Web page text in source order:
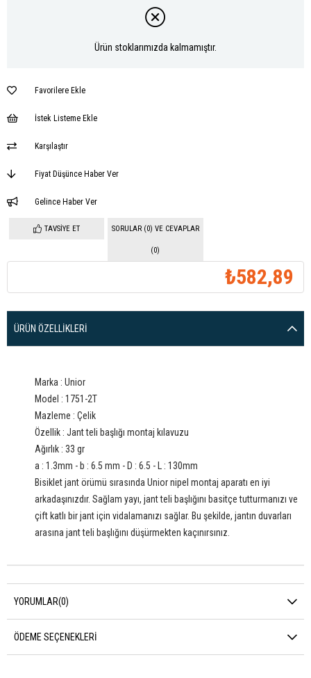
Ürün stoklarımızda kalmamıştır.
Favorilere Ekle
İstek Listeme Ekle
Karşılaştır
Fiyat Düşünce Haber Ver
Gelince Haber Ver
TAVSIYE ET SORULAR (0) VE CEVAPLAR
(0)
₺582,89
ÜRÜN ÖZELLIKLERI
Marka : Unior
Model : 1751-2T
Mazleme : Çelik
Özellik : Jant teli başlığı montaj kılavuzu
Ağırlık : 33 gr
a : 1.3mm - b : 6.5 mm - D : 6.5 - L : 130mm
Bisiklet jant örümü sırasında Unior nipel montaj aparatı en iyi
arkadaşınızdır. Sağlam yayı, jant teli başlığını basitçe tutturmanızı ve
çift katlı bir jant için vidalamanızı sağlar. Bu şekilde, jantın duvarları
arasına jant teli başlığını düşürmekten kaçınırsınız.
YORUMLAR(0)
ÖDEME SEÇENEKLERI